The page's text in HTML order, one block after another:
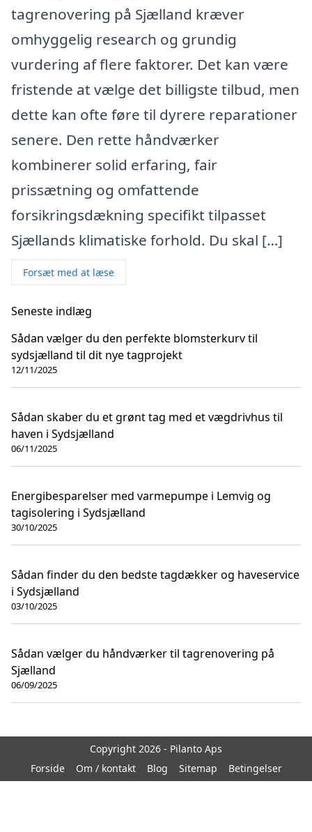
tagrenovering på Sjælland kræver
omhyggelig research og grundig
vurdering af flere faktorer. Det kan være
fristende at vælge det billigste tilbud, men
dette kan ofte føre til dyrere reparationer
senere. Den rette håndværker
kombinerer solid erfaring, fair
prissætning og omfattende
forsikringsdækning specifikt tilpasset
Sjællands klimatiske forhold. Du skal […]
Forsæt med at læse
Seneste indlæg
Sådan vælger du den perfekte blomsterkurv til
sydsjælland til dit nye tagprojekt
12/11/2025
Sådan skaber du et grønt tag med et vægdrivhus til
haven i Sydsjælland
06/11/2025
Energibesparelser med varmepumpe i Lemvig og
tagisolering i Sydsjælland
30/10/2025
Sådan finder du den bedste tagdækker og haveservice
i Sydsjælland
03/10/2025
Sådan vælger du håndværker til tagrenovering på
Sjælland
06/09/2025
Copyright 2026 - Pilanto Aps
Forside
Om / kontakt Blog Sitemap Betingelser